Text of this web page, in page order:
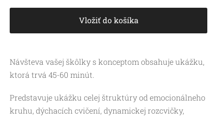
Vložiť do košíka
Návšteva vašej škôlky s konceptom obsahuje ukážku,
ktorá trvá 45-60 minút.
Predstavuje ukážku celej štruktúry od emocionálneho
kruhu, dýchacích cvičení, dynamickej rozcvičky,